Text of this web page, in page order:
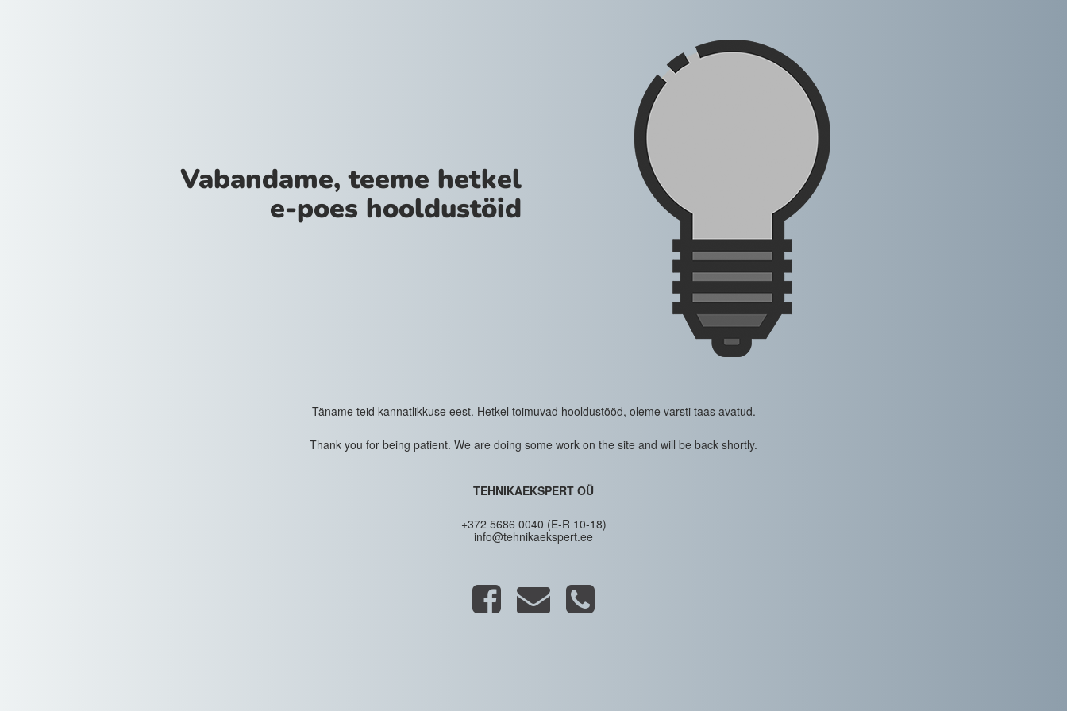
Vabandame, teeme hetkel
e-poes hooldustöid
Täname teid kannatlikkuse eest. Hetkel toimuvad hooldustööd, oleme varsti taas avatud.
Thank you for being patient. We are doing some work on the site and will be back shortly.
TEHNIKAEKSPERT OÜ
+372 5686 0040 (E-R 10-18)
info@tehnikaekspert.ee